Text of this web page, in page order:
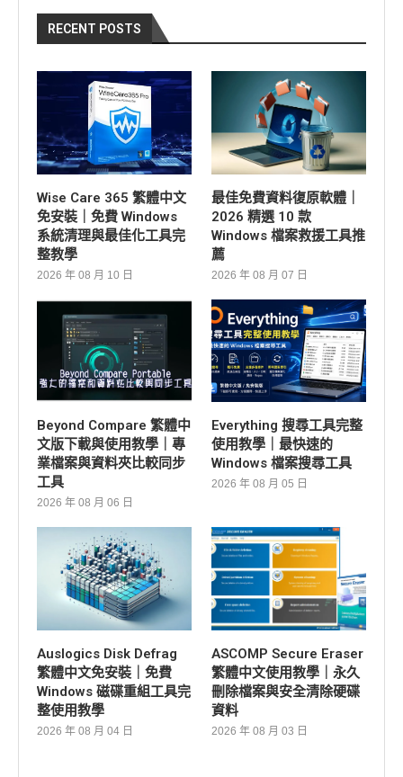
RECENT POSTS
Wise Care 365 繁體中文
免安裝｜免費 Windows
系統清理與最佳化工具完
整教學
2026 年 08 月 10 日
最佳免費資料復原軟體｜
2026 精選 10 款
Windows 檔案救援工具推
薦
2026 年 08 月 07 日
Beyond Compare 繁體中
文版下載與使用教學｜專
業檔案與資料夾比較同步
工具
2026 年 08 月 06 日
Everything 搜尋工具完整
使用教學｜最快速的
Windows 檔案搜尋工具
2026 年 08 月 05 日
Auslogics Disk Defrag
繁體中文免安裝｜免費
Windows 磁碟重組工具完
整使用教學
2026 年 08 月 04 日
ASCOMP Secure Eraser
繁體中文使用教學｜永久
刪除檔案與安全清除硬碟
資料
2026 年 08 月 03 日